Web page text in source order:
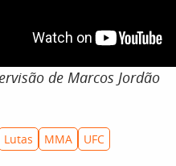
de Marcos Jordão
Lutas MMA UFC